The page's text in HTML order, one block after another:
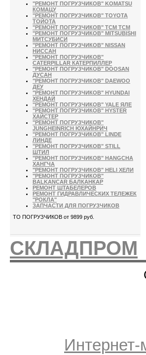
"РЕМОНТ ПОГРУЗЧИКОВ" KOMATSU
КОМАЦУ
"РЕМОНТ ПОГРУЗЧИКОВ" TOYOTA
ТОЙОТА
"РЕМОНТ ПОГРУЗЧИКОВ" TCM ТСМ
"РЕМОНТ ПОГРУЗЧИКОВ" MITSUBISHI
МИТСУБИСИ
"РЕМОНТ ПОГРУЗЧИКОВ" NISSAN
НИССАН
"РЕМОНТ ПОГРУЗЧИКОВ"
CATERPILLAR КАТЕРПИЛЛЕР
"РЕМОНТ ПОГРУЗЧИКОВ" DOOSAN
ДУСАН
"РЕМОНТ ПОГРУЗЧИКОВ" DAEWOO
ДЕУ
"РЕМОНТ ПОГРУЗЧИКОВ" HYUNDAI
ХЕНДАЙ
"РЕМОНТ ПОГРУЗЧИКОВ" YALE ЯЛЕ
"РЕМОНТ ПОГРУЗЧИКОВ" HYSTER
ХАЙСТЕР
"РЕМОНТ ПОГРУЗЧИКОВ"
JUNGHEINRICH ЮХАЙНРИЧ
"РЕМОНТ ПОГРУЗЧИКОВ" LINDE
ЛИНДЕ
"РЕМОНТ ПОГРУЗЧИКОВ" STILL
ШТИЛ
"РЕМОНТ ПОГРУЗЧИКОВ" HANGCHA
ХАНГЧА
"РЕМОНТ ПОГРУЗЧИКОВ" HELI ХЕЛИ
"РЕМОНТ ПОГРУЗЧИКОВ"
BALKANCAR БАЛКАНКАР
РЕМОНТ ШТАБЕЛЕРОВ
РЕМОНТ ГИДРАВЛИЧЕСКИХ ТЕЛЕЖЕК
"РОКЛА"
ЗАПЧАСТИ ДЛЯ ПОГРУЗЧИКОВ
ТО ПОГРУЗЧИКОВ от 9899 руб.
СКЛАДПРОМ
Интернет-